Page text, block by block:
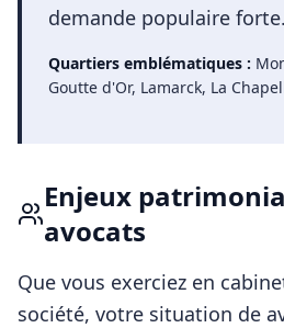
demande populaire forte.
Quartiers emblématiques :
Goutte d'Or, Lamarck, La
Enjeux
avocats
Que vous exerciez en
société, votre situation de